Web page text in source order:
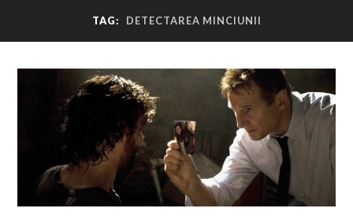
TAG: DETECTAREA MINCIUNII